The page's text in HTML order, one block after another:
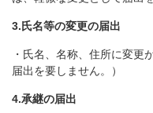
3. 氏名等の変更の届出
・氏名、名称、住所に変更
届出を要しません。）
4.承継の届出